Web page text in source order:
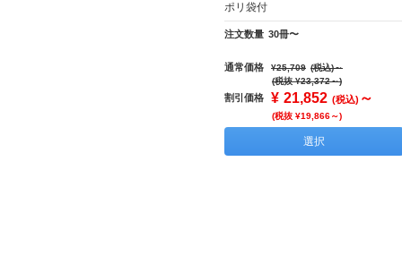
ポリ袋付
注文数量 30冊〜
通常価格 ¥25,709 (税込)～
(税抜 ¥23,372～)
割引価格 ¥ 21,852 (税込) ～
(税抜 ¥19,866～)
選択